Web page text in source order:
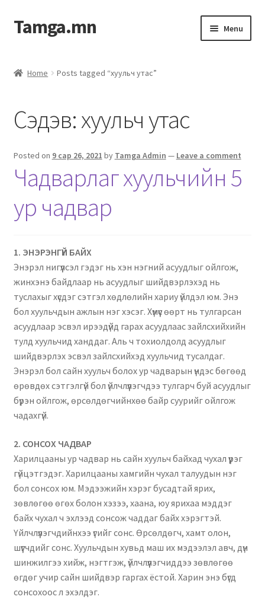
Tamga.mn Menu
Гэрээний загвар
Ажил гүйцэтгэх гэрээ
Дотоод журмын багц
Журмууд​
Компанийн удирдлагын бичиг баримт
Нягтлан бодох бүртгэл
Санхүүгийн анхан шатны баримтуудын загвар
Сургалт
Түрээсийн гэрээ
Хөдөлмөрийн багц баримт
Шүүхэд нэхэмжлэл гаргах загварууд
Эрсдэлийн удирдлага
Home Posts tagged “хуульч утас”
Сэдэв:хуульч утас
Posted on 9 сар 26, 2021 by Tamga Admin — Leave a comment
Чадварлаг хуульчийн 5
ур чадвар
1. ЭНЭРЭНГҮЙ БАЙХ
Энэрэл нигүүлсэл гэдэг нь хэн нэгний асуудлыг ойлгож,
жинхэнэ байдлаар нь асуудлыг шийдвэрлэхэд нь
туслахыг хүсдэг сэтгэл хөдлөлийн хариу үйлдэл юм. Энэ
бол хуульчдын ажлын нэг хэсэг. Хүмүүс өөрт нь тулгарсан
асуудлаар эсвэл ирээдүйд гарах асуудлаас зайлсхийхийн
тулд хуульчид ханддаг. Аль ч тохиолдолд асуудлыг
шийдвэрлэх эсвэл зайлсхийхэд хуульчид тусалдаг.
Энэрэл бол сайн хуульч болох ур чадварын үндэс бөгөөд
өрөвдөх сэтгэлгүй бол үйлчлүүлэгчдээ тулгарч буй асуудлыг
бүрэн ойлгож, өрсөлдөгчийнхөө байр суурийг ойлгож
чадахгүй.
2️. СОНСОХ ЧАДВАР
Харилцааны ур чадвар нь сайн хуульч байхад чухал үүрэг
гүйцэтгэдэг. Харилцааны хамгийн чухал талуудын нэг
бол сонсох юм. Мэдээжийн хэрэг бусадтай ярих,
зөвлөгөө өгөх болон хэзээ, хаана, юу ярихаа мэддэг
байх чухал ч эхлээд сонсож чаддаг байх хэрэгтэй.
Үйлчлүүлэгчдийнхээ үгийг сонс. Өрсөлдөгч, хамт олон,
шүүгчдийг сонс. Хуульчдын ​​хувьд маш их мэдээлэл авч, дүн
шинжилгээ хийж, нэгтгэж, үйлчлүүлэгчиддээ зөвлөгөө
өгдөг учир сайн шийдвэр гаргах ёстой. Харин энэ бүгд
сонсохоос л эхэлдэг.